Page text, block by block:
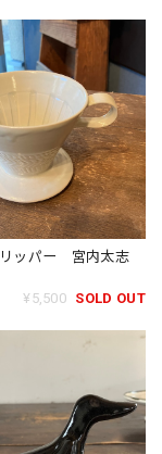
リッパー 宮内太志
¥5,500 SOLD OUT